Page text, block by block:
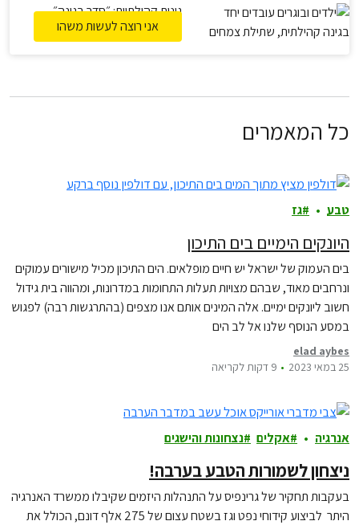
גינות קהילתיות: ״סדר בגינה״
אני רוצה לעשות משהו
כל המאמרים
טבע גז
היונקים הימיים בים התיכון
בים העמוק של ישראל יש חיים מופלאים. הים התיכון מכיל מישורים עמוקים
ונרחבים מאוד, שבהם מצויות תעלות התחומות במדרונות, ומהווה בית גידול
חשוב ליונקים ימיים. אלה המינים אותם אנו מצפים (בהתרגשות רבה) לפגוש
במסע הנוסף שלנו אל לב הים
elad aybes
25 במאי 2023
9 דקות לקריאה
אנרגיה אקלים נצחונות והישגים
ניצחון לשמורות הטבע בערבה!
בעקבות תחקיר של גרינפיס על התנהלות היזמים שקיבלו ממשרד האנרגיה
היתר לביצוע קידוחי נפט וגז בשטח עצום של 275 אלף דונם, הכולל את